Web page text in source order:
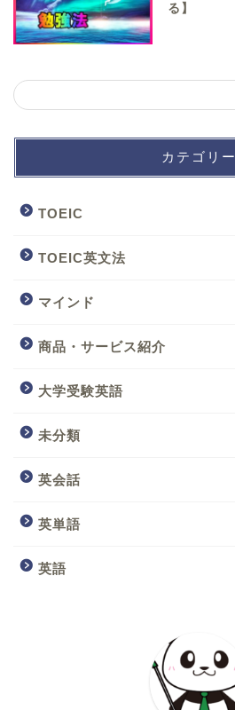
る】
カテゴリー
TOEIC
TOEIC英文法
マインド
商品・サービス紹介
大学受験英語
未分類
英会話
英単語
英語